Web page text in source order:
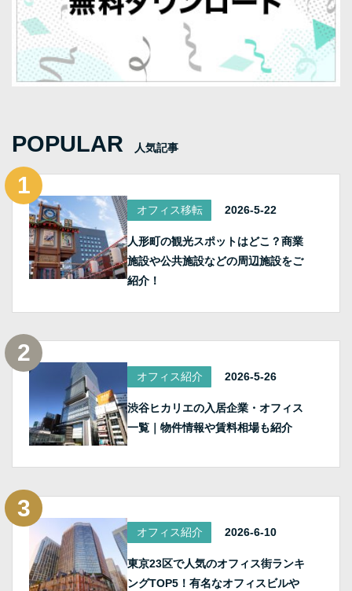
POPULAR 人気記事
オフィス移転 2026-5-22
人形町の観光スポットはどこ？商業
施設や公共施設などの周辺施設をご
紹介！
オフィス紹介 2026-5-26
渋谷ヒカリエの入居企業・オフィス
一覧｜物件情報や賃料相場も紹介
オフィス紹介 2026-6-10
東京23区で人気のオフィス街ランキ
ングTOP5！有名なオフィスビルや